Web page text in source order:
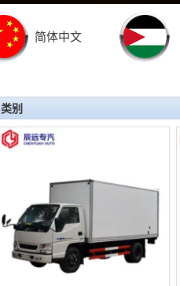
简体中文
类别